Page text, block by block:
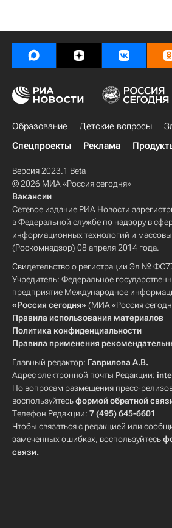
Образование Детские вопросы
Спецпроекты
Реклама
Версия 2023.1 Beta
© 2026 МИА «Россия сегодня»
Вакансии
Сетевое издание РИА Новости
в Федеральной службе по надзору в
информационных технологий и
(Роскомнадзор) 08 апреля 2014 года.
Свидетельство о регистрации Эл №
Учредитель: Федеральное
предприятие Международное
«Россия сегодня» (МИА «Россия
Правила использования материалов
Политика конфиденциальности
Правила применения
Главный редактор: Гаврилова А.В.
Адрес электронной почты Редакции:
По вопросам размещения пресс-
воспользуйтесьформой обратной
Телефон Редакции: 7 (495) 645-6601
Чтобы связаться с редакцией или
замеченных ошибках, воспользуйтесь
связи.